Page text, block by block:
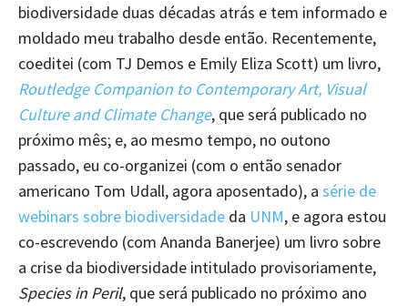
biodiversidade duas décadas atrás e tem informado e
moldado meu trabalho desde então. Recentemente,
coeditei (com TJ Demos e Emily Eliza Scott) um livro,
Routledge Companion to Contemporary Art, Visual
Culture and Climate Change, que será publicado no
próximo mês; e, ao mesmo tempo, no outono
passado, eu co-organizei (com o então senador
americano Tom Udall, agora aposentado), a série de
webinars sobre biodiversidade da UNM, e agora estou
co-escrevendo (com Ananda Banerjee) um livro sobre
a crise da biodiversidade intitulado provisoriamente,
Species in Peril, que será publicado no próximo ano